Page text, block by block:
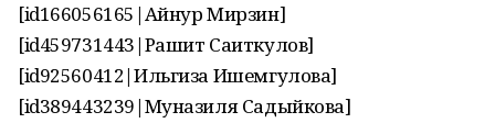
[id166056165|Айнур Мирзин]
[id459731443|Рашит Саиткулов]
[id92560412|Ильгиза Ишемгулова]
[id389443239|Муназиля Садыйкова]